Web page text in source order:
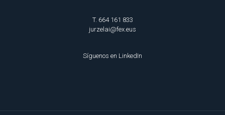
T. 664 161 833
jurzelai@fex.eus
Síguenos en LinkedIn